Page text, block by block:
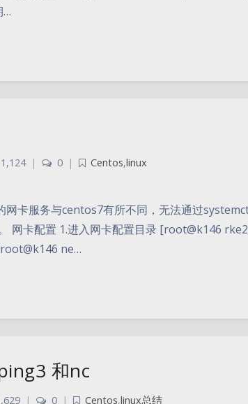
…
1,124 | 0 | Centos,linux
卡服务与centos7有所不同，无法通过
网卡配置 1.进入网卡配置目录 [root@k146
ne…
和nc
| 0 | Centos,linux总结